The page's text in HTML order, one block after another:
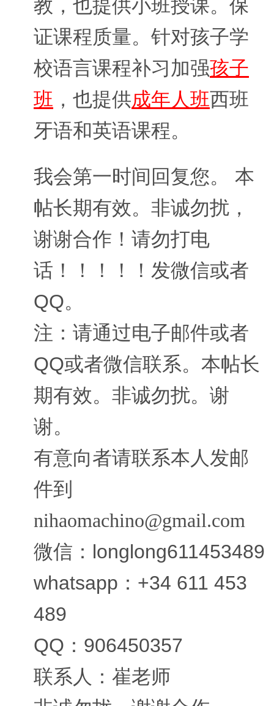
教，也提供小班授课。保
证课程质量。针对孩子学
校语言课程补习加强孩子
班 ，也提供成年人班西班
牙语和英语课程。
我会第一时间回复您。 本
帖长期有效。非诚勿扰，
谢谢合作！请勿打电
话！！！！！发微信或者
QQ。
注：请通过电子邮件或者
QQ或者微信联系。本帖长
期有效。非诚勿扰。谢
谢。
有意向者请联系本人发邮
件到
nihaomachino@gmail.com
微信：longlong611453489
whatsapp：+34 611 453
489
QQ：906450357
联系人：崔老师